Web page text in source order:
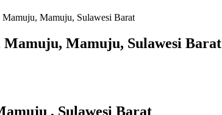
Mamuju, Sulawesi Barat
Mamuju, Sulawesi Barat
, Sulawesi Barat